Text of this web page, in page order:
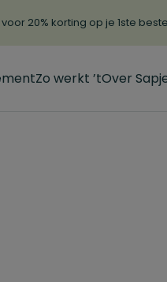
20% korting op je 1ste
Zo werkt ’tOver